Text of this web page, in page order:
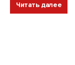
Читать далее